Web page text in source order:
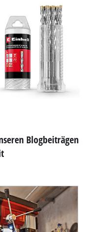
Blogbeiträgen